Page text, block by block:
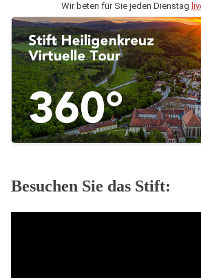
Wir beten für Sie jeden Dienstag
Besuchen Sie das Stift: